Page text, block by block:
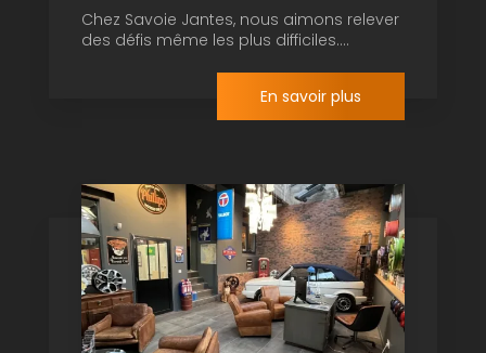
Chez Savoie Jantes, nous aimons relever
des défis même les plus difficiles....
En savoir plus